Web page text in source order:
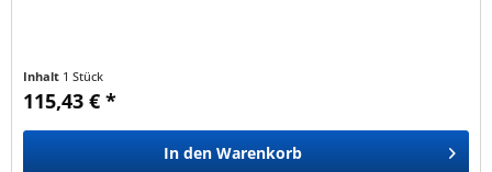
Inhalt 1 Stück
115,43 € *
In den Warenkorb